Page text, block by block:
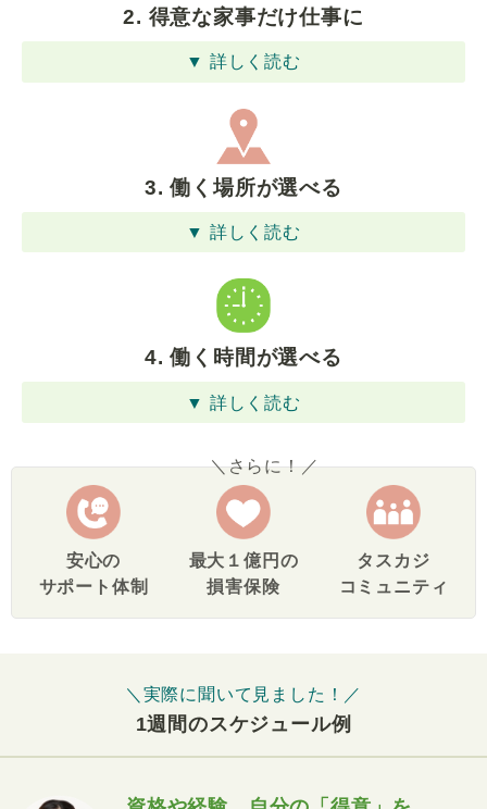
2. 得意な家事だけ仕事に
▼ 詳しく読む
3. 働く場所が選べる
▼ 詳しく読む
4. 働く時間が選べる
▼ 詳しく読む
＼さらに！／
安心の
サポート体制
最大１億円の
損害保険
タスカジ
コミュニティ
＼実際に聞いて見ました！／
1週間のスケジュール例